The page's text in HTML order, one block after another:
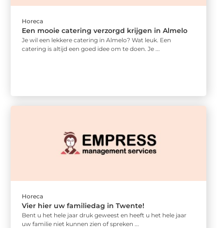
Horeca
Een mooie catering verzorgd krijgen in Almelo
Je wil een lekkere catering in Almelo? Wat leuk. Een
catering is altijd een goed idee om te doen. Je ...
Horeca
Vier hier uw familiedag in Twente!
Bent u het hele jaar druk geweest en heeft u het hele jaar
uw familie niet kunnen zien of spreken ...